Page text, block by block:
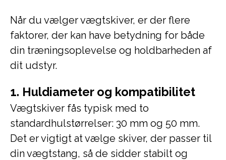
Når du vælger vægtskiver, er der flere
faktorer, der kan have betydning for både
din træningsoplevelse og holdbarheden af
dit udstyr.
1. Huldiameter og kompatibilitet
Vægtskiver fås typisk med to
standardhulstørrelser: 30 mm og 50 mm.
Det er vigtigt at vælge skiver, der passer til
din vægtstang, så de sidder stabilt og